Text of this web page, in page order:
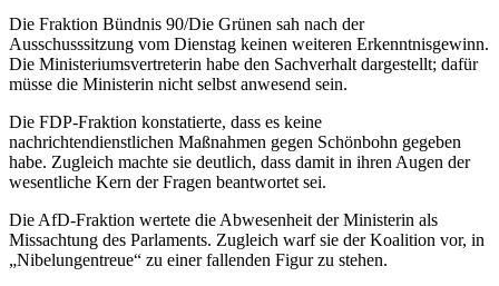
Die Fraktion Bündnis 90/Die Grünen sah nach der
Ausschusssitzung vom Dienstag keinen weiteren Erkenntnisgewinn.
Die Ministeriumsvertreterin habe den Sachverhalt dargestellt; dafür
müsse die Ministerin nicht selbst anwesend sein.
Die FDP-Fraktion konstatierte, dass es keine
nachrichtendienstlichen Maßnahmen gegen Schönbohn gegeben
habe. Zugleich machte sie deutlich, dass damit in ihren Augen der
wesentliche Kern der Fragen beantwortet sei.
Die AfD-Fraktion wertete die Abwesenheit der Ministerin als
Missachtung des Parlaments. Zugleich warf sie der Koalition vor, in
„Nibelungentreue“ zu einer fallenden Figur zu stehen.